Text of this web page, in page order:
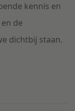
kennis en
de
dichtbij staan.